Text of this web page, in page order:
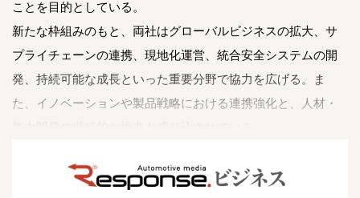
ことを目的としている。
新たな枠組みのもと、両社はグローバルビジネスの拡大、サ
プライチェーンの連携、現地化運営、統合安全システムの開
発、持続可能な成長といった重要分野で協力を広げる。ま
た、イノベーションや製品戦略における連携強化と、人材・